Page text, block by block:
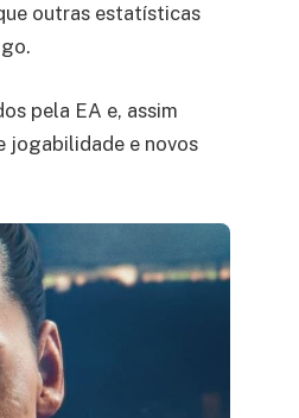
outras estatísticas
pela EA e, assim
jogabilidade e novos